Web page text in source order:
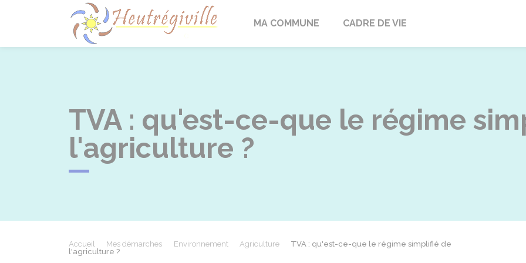
Heutrégiville
MA COMMUNE CADRE DE VIE
TVA : qu'est-ce-que le régime
l'agriculture ?
Accueil Mes démarches Environnement Agriculture
TVA : qu'est-ce-que le régime simplifié de
l'agriculture ?